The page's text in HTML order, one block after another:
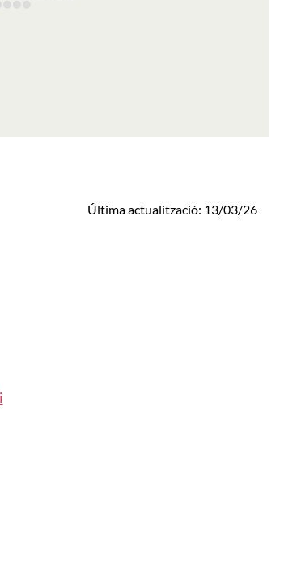
Última actualització: 13/03/26